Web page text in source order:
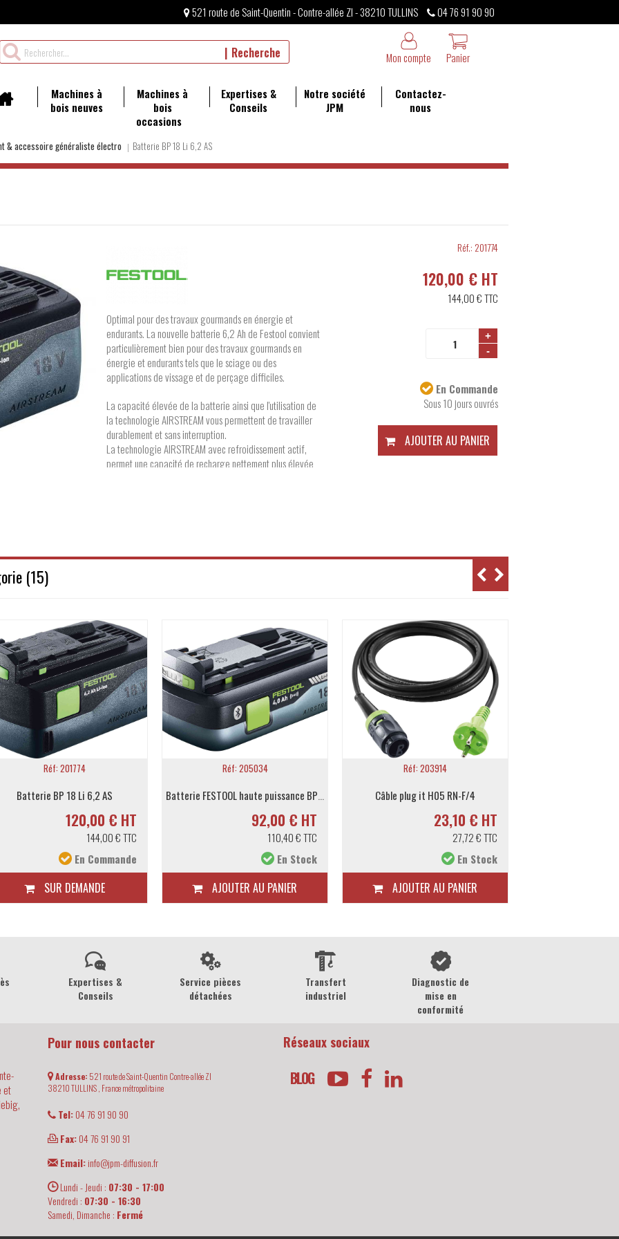
521 route de Saint-Quentin - Contre-allée ZI - 38210 TULLINS
04 76 91 90 90
Rechercher
un
Recherche Panier
Mon compte
Machines à
bois neuves
Machines à
bois
occasions
Expertises &
Conseils
Notre société
JPM
Contactez-
nous
& accessoire généraliste électro Batterie BP 18 Li 6,2 AS
Optimal pour des travaux gourmands en énergie et
endurants. La nouvelle batterie 6,2 Ah de Festool convient
particulièrement bien pour des travaux gourmands en
énergie et endurants tels que le sciage ou des
applications de vissage et de perçage difficiles.
La capacité élevée de la batterie ainsi que l'utilisation de
la technologie AIRSTREAM vous permettent de travailler
durablement et sans interruption.
La technologie AIRSTREAM avec refroidissement actif,
permet une capacité de recharge nettement plus élevée
batterie ainsi que pour un support sûr de la machine même
outils sans fil 18 V Festool (sauf CXS, TXS, ETSC 125, RTSC
400, DTSC 400)
Tension : 18V
Capacité : 6.2Ah
Poids : 0,7 kg
Réf.: 201774
120,00 € HT
144,00 €TTC
+
-
En Commande
Sous 10 jours ouvrés
AJOUTER AU PANIER
(15)
Réf: 201774
Batterie BP 18 Li 6,2 AS
120,00 € HT
144,00 € TTC
En Commande
SUR DEMANDE
Réf: 205034
Batterie FESTOOL haute puissance BP 18 Li 4,0 HPC-ASI
92,00 € HT
110,40 € TTC
En Stock
AJOUTER AU PANIER
Réf: 203914
Câble plug it H05 RN-F/4
23,10 € HT
27,72 € TTC
En Stock
AJOUTER AU PANIER
Expertises &
Conseils
Service pièces
détachées
Transfert
industriel
Diagnostic de
mise en
conformité
et
Pour nous contacter
Adresse: 521 route de Saint-Quentin Contre-allée ZI
38210TULLINS , France métropolitaine
Tel:04 76 91 90 90
Fax:04 76 91 90 91
Email:info@jpm-diffusion.fr
Lundi - Jeudi : 07:30 - 17:00
Vendredi : 07:30 - 16:30
Samedi, Dimanche : Fermé
Réseaux sociaux
BLOG